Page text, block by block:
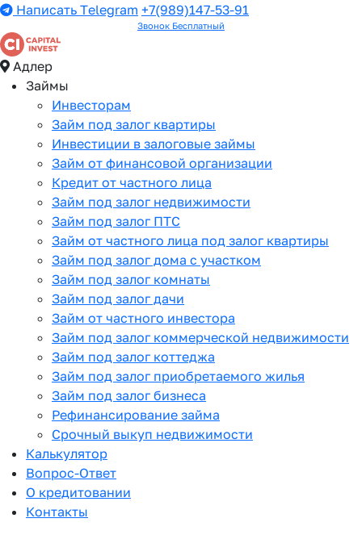
Написать Telegram +7(989)147-53-91
Звонок Бесплатный
Адлер
Займы
Инвесторам
Займ под залог квартиры
Инвестиции в залоговые займы
Займ от финансовой организации
Кредит от частного лица
Займ под залог недвижимости
Займ под залог ПТС
Займ от частного лица под залог квартиры
Займ под залог дома с участком
Займ под залог комнаты
Займ под залог дачи
Займ от частного инвестора
Займ под залог коммерческой недвижимости
Займ под залог коттеджа
Займ под залог приобретаемого жилья
Займ под залог бизнеса
Рефинансирование займа
Срочный выкуп недвижимости
Калькулятор
Вопрос-Ответ
О кредитовании
Контакты